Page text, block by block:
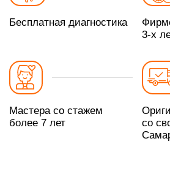
Бесплатная диагностика
3-х
Мастера со стажем
более 7 лет
со